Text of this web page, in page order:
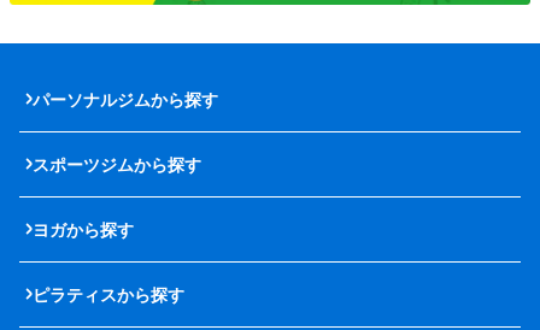
パーソナルジムから探す
スポーツジムから探す
ヨガから探す
ピラティスから探す